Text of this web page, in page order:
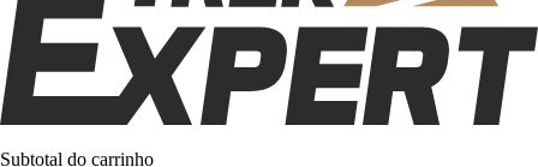
Subtotal do carrinho